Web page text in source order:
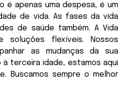
é apenas uma despesa, é um
de vida. As fases da vida
de saúde também. A Vida
soluções flexíveis. Nossos
as mudanças da sua
à terceira idade, estamos aqui
Buscamos sempre o melhor